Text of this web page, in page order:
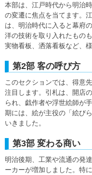
本部は、江戸時代から明治
の変遷に焦点を当てます。
は、明治時代に入ると幕府
洋の技術を取り入れたもの
実物看板、洒落看板など、
第2部 客の呼び方
このセクションでは、得意
注目します。引札は、開店
られ、戯作者や浮世絵師が
期には、絵が主役の「絵び
いきました。
第3部 変わる商い
明治後期、工業や流通の発
ーカーが増加しました。特